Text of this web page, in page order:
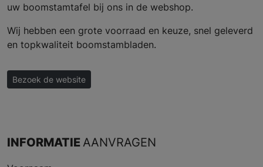
uw boomstamtafel bij ons in de webshop.
Wij hebben een grote voorraad en keuze, snel geleverd
en topkwaliteit boomstambladen.
Bezoek de website
INFORMATIEAANVRAGEN